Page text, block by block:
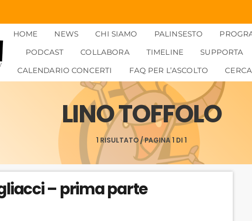
HOME NEWS CHI SIAMO PALINSESTO
PODCAST
COLLABORA TIMELINE
SUPPORTA
CALENDARIO CONCERTI
FAQ PER L’ASCOLTO CERCA
LINO TOFFOLO
1 RISULTATO / PAGINA 1 DI 1
– prima parte